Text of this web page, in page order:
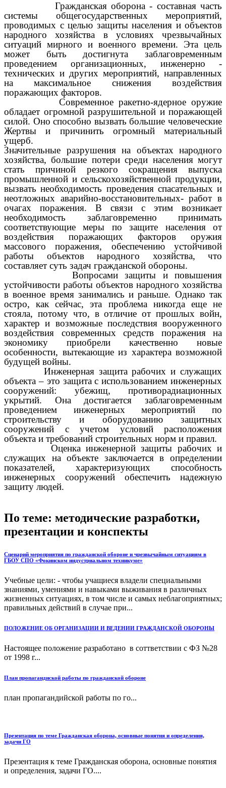
Гражданская оборона - составная часть
системы общегосударственных мероприятий,
проводимых с целью защиты населения и объектов
народного хозяйства в условиях чрезвычайных
ситуаций мирного и военного времени. Эта цель
может быть достигнута заблаговременным
проведением организационных, инженерно -
технических и других мероприятий, направленных
на максимальное снижения воздействия
поражающих факторов.
Современное ракетно-ядерное оружие
обладает огромной разрушительной и поражающей
силой. Оно способно вызвать большие человеческие
Жертвы и причинить огромный материальный
ущерб.
Значительные разрушения на объектах народного
хозяйства, большие потери среди населения могут
стать причиной резкого сокращения выпуска
промышленной и сельскохозяйственной продукции,
вызвать необходимость проведения спасательных и
неотложных аварийно-восстановительных- работ в
очагах поражения. В связи с этим возникает
необходимость заблаговременно принимать
соответствующие меры по защите населения от
воздействия поражающих факторов оружия
массового поражения, обеспечению устойчивой
работы объектов народного хозяйства, что
составляет суть задач гражданской обороны.
Вопросами защиты и повышения
устойчивости работы объектов народного хозяйства
в военное время занимались и раньше. Однако так
остро, как сейчас, эта проблема никогда еще не
стояла, потому что, в отличие от прошлых войн,
характер и возможные последствия вооруженного
воздействия современных средств поражения на
экономику приобрели качественно новые
особенности, вытекающие из характера возможной
будущей войны.
Инженерная защита рабочих и служащих
объекта – это защита с использованием инженерных
сооружений: убежищ, противорадиационных
укрытий. Она достигается заблаговременным
проведением инженерных мероприятий по
строительству и оборудованию защитных
сооружений с учетом условий расположения
объекта и требований строительных норм и правил.
Оценка инженерной защиты рабочих и
служащих на объекте заключается в определении
показателей, характеризующих способность
инженерных сооружений обеспечить надежную
защиту людей.
По теме: методические разработки,
презентации и конспекты
Сценарий мероприятия по гражданской обороне и чрезвычайным ситуациям в
ГБОУ СПО «Фокинском индустриальном техникуме»
Учебные цели: - чтобы учащиеся владели специальными
знаниями, умениями и навыками выживания в различных
жизненных ситуациях, в том числе и самых неблагоприятных;
правильных действий в случае при...
ПОЛОЖЕНИЕ ОБ ОРГАНИЗАЦИИ И ВЕДЕНИИ ГРАЖДАНСКОЙ ОБОРОНЫ
Настоящее положение разработано в соттветствии с ФЗ №28
от 1998 г...
План пропагандиской работы по гражданской обороне
план пропагандийской работы по го...
Презентация по теме Гражданская оборона, основные понятия и определения,
задачи ГО
Презентация к теме Гражданская оборона, основные понятия
и определения, задачи ГО....